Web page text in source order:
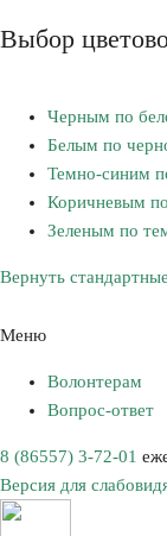
Выбор
Черным по
Белым по
Темно-синим
Коричневым
Зеленым по
Вернуть
Меню
Волонтерам
Вопрос-ответ
8 (86557) 3-72-01
Версия для